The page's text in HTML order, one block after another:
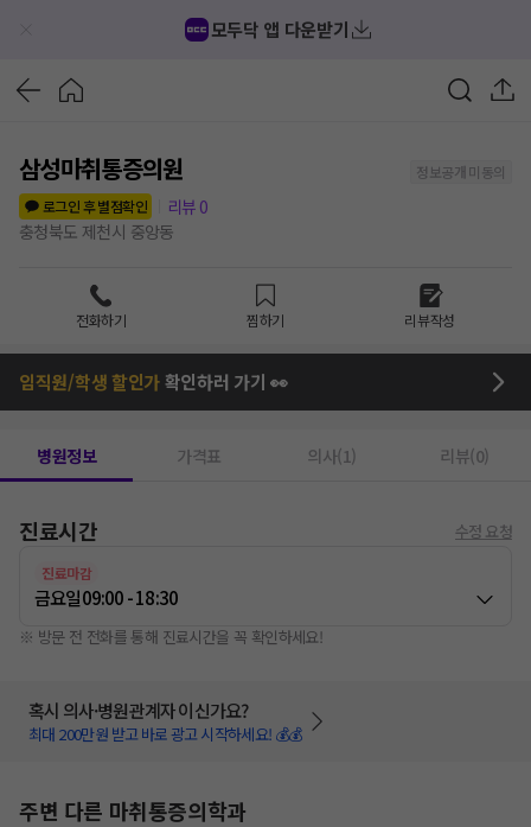
모두닥 앱 다운받기
삼성마취통증의원
정보공개 미동의
로그인 후 별점확인
리뷰 0
충청북도 제천시 중앙동
전화하기 찜하기 리뷰작성
임직원/학생 할인가확인하러 가기 👀
병원정보 가격표 의사(1) 리뷰(0)
진료시간 수정 요청
진료마감
금요일09:00 - 18:30
※ 방문 전 전화를 통해 진료시간을 꼭 확인하세요!
혹시 의사·병원관계자 이신가요?
최대 200만원 받고 바로 광고 시작하세요! 💰💰
주변 다른 마취통증의학과